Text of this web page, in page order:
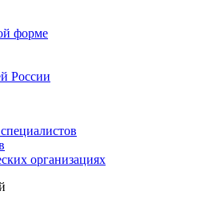
форме
России
организациях